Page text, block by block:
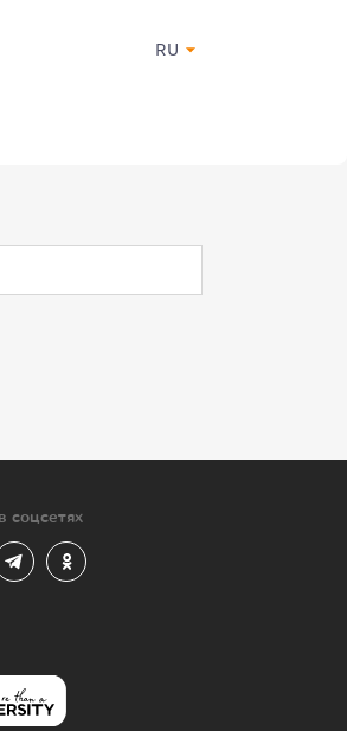
RU